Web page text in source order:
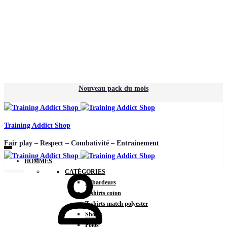
Nouveau pack du mois
Training Addict Shop
Fair play – Respect – Combativité – Entrainement
HOMMES
CATÉGORIES
Débardeurs
T-shirts coton
T-shirts match polyester
Shorts
Polos